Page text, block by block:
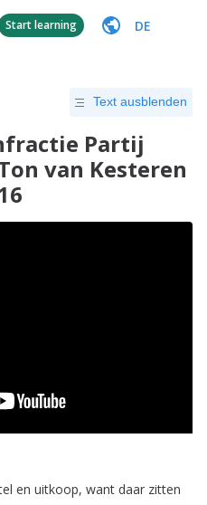
Start learning DE
Text ausblenden
Partij
van Kesteren
en uitkoop, want daar zitten